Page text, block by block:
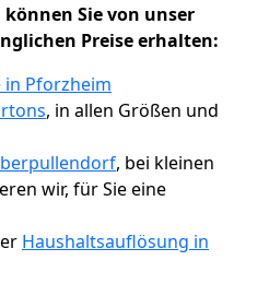
Sie von unser
Preise erhalten:
Pforzheim
, in allen Größen und
, bei kleinen
wir, für Sie eine
Haushaltsauflösung in